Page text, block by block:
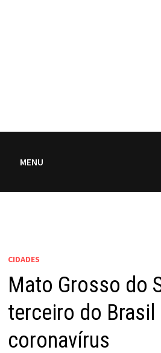
MENU
CIDADES
Mato Grosso do
terceiro do Brasil
coronavírus